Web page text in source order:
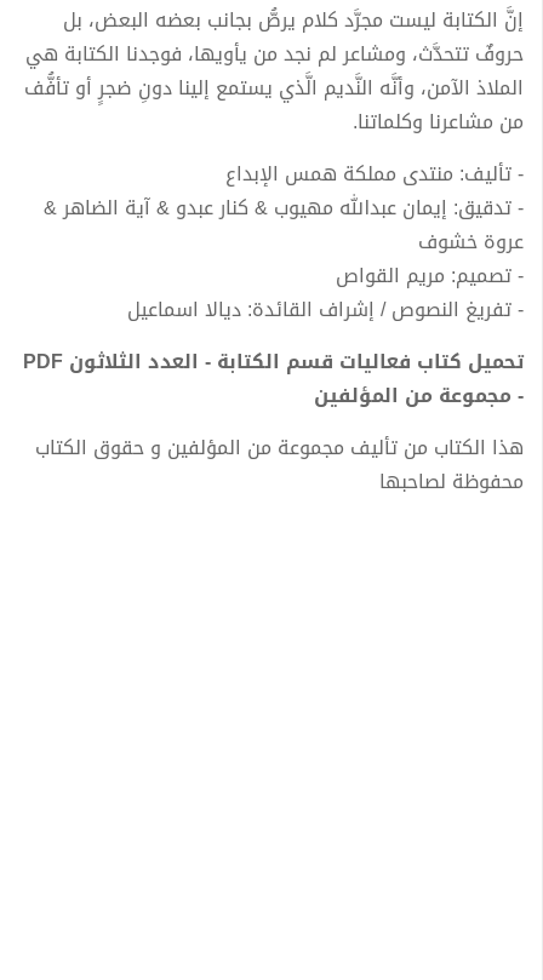
إنَّ الكتابة ليست مجرَّد كلام يرصُّ بجانب بعضه البعض، بل
حروفٌ تتحدَّث، ومشاعر لم نجد من يأويها، فوجدنا الكتابة هي
الملاذ الآمن، وأنَّه النَّديم الَّذي يستمع إلينا دونِ ضجرٍ أو تأفُّف
من مشاعرنا وكلماتنا.
- تأليف: منتدى مملكة همس الإبداع
- تدقيق: إيمان عبدالله مهيوب & كنار عبدو & آية الضاهر &
عروة خشوف
- تصميم: مريم القواص
- تفريغ النصوص / إشراف القائدة: ديالا اسماعيل
تحميل كتاب فعاليات قسم الكتابة - العدد الثلاثون PDF
- مجموعة من المؤلفين
هذا الكتاب من تأليف مجموعة من المؤلفين و حقوق الكتاب
محفوظة لصاحبها